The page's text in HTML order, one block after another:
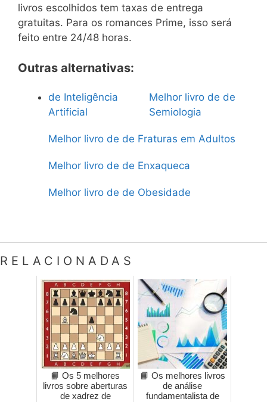
livros escolhidos tem taxas de entrega
gratuitas. Para os romances Prime, isso será
feito entre 24/48 horas.
Outras alternativas:
de Inteligência
Artificial
Melhor livro de de
Semiologia
Melhor livro de de Fraturas em Adultos
Melhor livro de de Enxaqueca
Melhor livro de de Obesidade
RELACIONADAS
📙 Os 5 melhores
livros sobre aberturas
de xadrez de
📙 Os melhores livros
de análise
fundamentalista de